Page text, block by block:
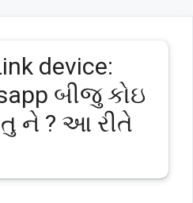
device:
બીજુ કોઇ
ને ? આ રીતે